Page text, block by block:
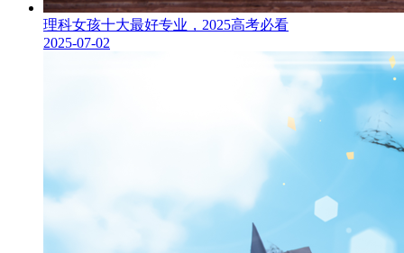
理科女孩十大最好专业，2025高考必看
2025-07-02